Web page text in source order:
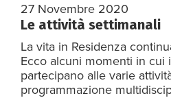
27 Novembre 2020
Le attività settimanali
La vita in Residenza
Ecco alcuni momenti in cui
partecipano alle varie
programmazione